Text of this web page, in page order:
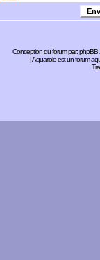
Conception du forum par:phpBB
| Aquariolo est un forum